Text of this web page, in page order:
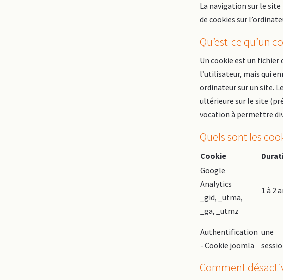
La navigation sur le
de cookies sur
Qu’est-ce qu’un
Un cookie est un
l’utilisateur, mais qui
ordinateur sur un site.
ultérieure sur le site
vocation à permettre
Quels sont les
Cookie
Google
Analytics
_gid, _utma,
_ga, _utmz
1 à 2
Authentification
- Cookie joomla
une
Comment